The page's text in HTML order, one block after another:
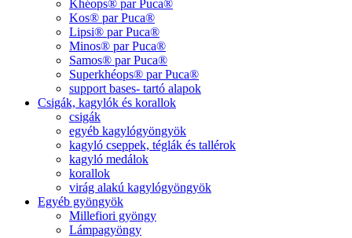
Khéops® par Puca®
Kos® par Puca®
Lipsi® par Puca®
Minos® par Puca®
Samos® par Puca®
Superkhéops® par Puca®
support bases- tartó alapok
Csigák, kagylók és korallok
csigák
egyéb kagylógyöngyök
kagyló cseppek, téglák és tallérok
kagyló medálok
korallok
virág alakú kagylógyöngyök
Egyéb gyöngyök
Millefiori gyöngy
Lámpagyöngy